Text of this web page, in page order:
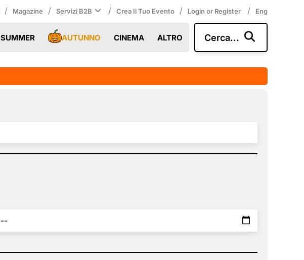
/ Magazine / Servizi B2B / Crea Il Tuo Evento / Login or Register / Eng
SUMMER AUTUNNO CINEMA ALTRO Cerca...